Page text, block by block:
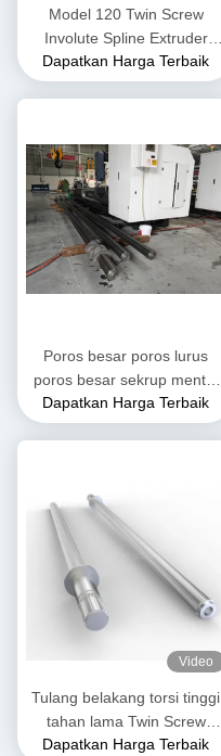
Model 120 Twin Screw
Involute Spline Extruder
Shafts untuk penggunaan
makanan hewan peliharaan
Dapatkan Harga Terbaik
Poros besar poros lurus
poros besar sekrup mental
poros bagian ekstruder
poros sekrup untuk pabrik
Dapatkan Harga Terbaik
Video
Tulang belakang torsi tinggi
tahan lama Twin Screw
Extruder Shaft Involute
Dapatkan Harga Terbaik